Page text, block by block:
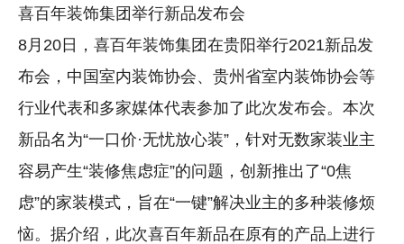
喜百年装饰集团举行新品发布会
8月20日，喜百年装饰集团在贵阳举行2021新品发
布会，中国室内装饰协会、贵州省室内装饰协会等
行业代表和多家媒体代表参加了此次发布会。本次
新品名为“一口价·无忧放心装”，针对无数家装业主
容易产生“装修焦虑症”的问题，创新推出了“0焦
虑”的家装模式，旨在“一键”解决业主的多种装修烦
恼。据介绍，此次喜百年新品在原有的产品上进行